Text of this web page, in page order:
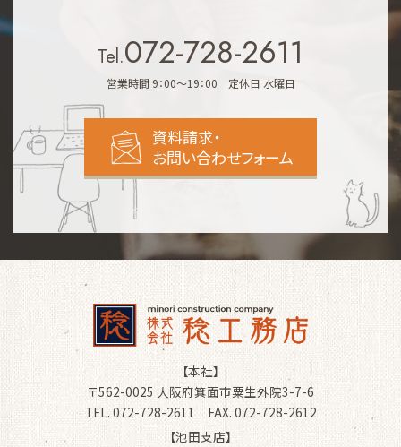
Tel.072-728-2611
営業時間 9：00～19：00 定休日 水曜日
資料請求・
お問い合わせフォーム
【本社】
〒562-0025 大阪府箕面市粟生外院3-7-6
TEL. 072-728-2611 FAX. 072-728-2612
【池田支店】